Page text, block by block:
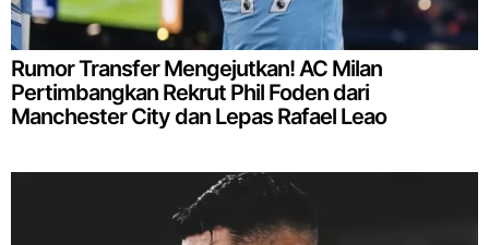
Rumor Transfer Mengejutkan! AC Milan
Pertimbangkan Rekrut Phil Foden dari
Manchester City dan Lepas Rafael Leao